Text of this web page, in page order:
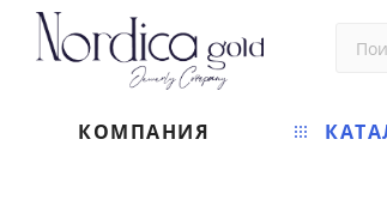
КОМПАНИЯ